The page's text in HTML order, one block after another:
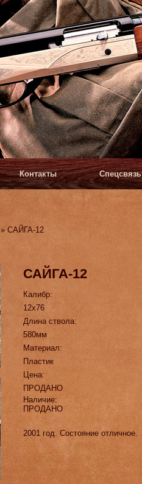
Контакты Спецсвязь
» САЙГА-12
САЙГА-12
Калибр:
12х76
Длина ствола:
580мм
Материал:
Пластик
Цена:
ПРОДАНО
Наличие:
ПРОДАНО
2001 год. Состояние отличное.